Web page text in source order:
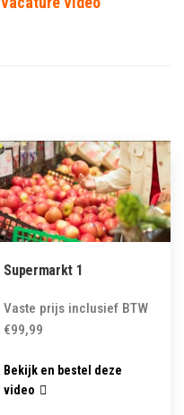
Supermarkt 1
Vaste prijs inclusief BTW
€99,99
Bekijk en bestel deze
video